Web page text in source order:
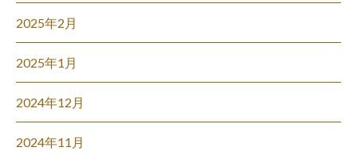
2025年2月
2025年1月
2024年12月
2024年11月